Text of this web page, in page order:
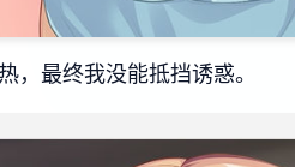
，最终我没能抵挡诱惑。